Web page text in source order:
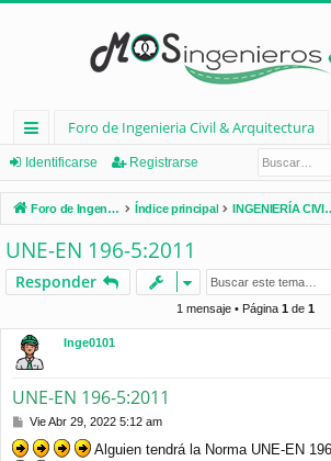
nl
ac
es
rá
pi
d
os
Foro de Ingenieria Civil & Arquitectura
Identificarse Registrarse
Foro de Ingenieria Civil & Arquitectura Índice principal INGENIERÍA
UNE-EN 196-5:2011
Responder
1 mensaje • Página 1 de 1
Inge0101
UNE-EN 196-5:2011
M
n
Vie Abr 29, 2022 5:12 am
Alguien tendrá la Norma UNE-EN